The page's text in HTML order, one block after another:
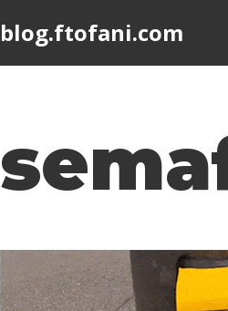
blog.ftofani.com